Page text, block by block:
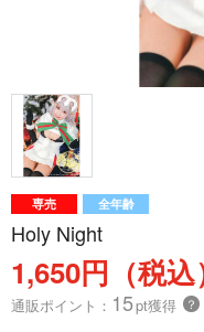
専売 全年齢
Holy Night
1,650円（税込
通販ポイント： 15pt獲得 ？